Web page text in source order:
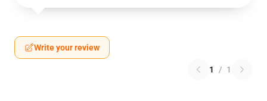
Write your review
1 / 1